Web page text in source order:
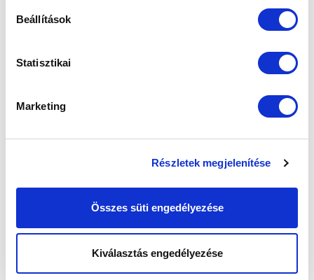
Beállítások
Statisztikai
Marketing
Részletek megjelenítése
Összes süti engedélyezése
Kiválasztás engedélyezése